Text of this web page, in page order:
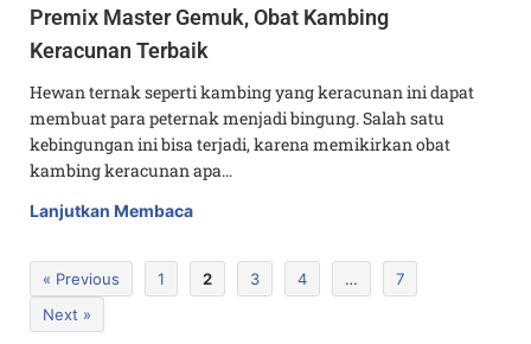
Premix Master Gemuk, Obat Kambing
Keracunan Terbaik
Hewan ternak seperti kambing yang keracunan ini dapat
membuat para peternak menjadi bingung. Salah satu
kebingungan ini bisa terjadi, karena memikirkan obat
kambing keracunan apa…
Lanjutkan Membaca
« Previous 1 2 3 4 …
7
Next »